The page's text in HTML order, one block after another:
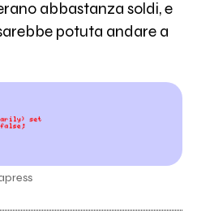
abbastanza soldi, e
potuta andare a